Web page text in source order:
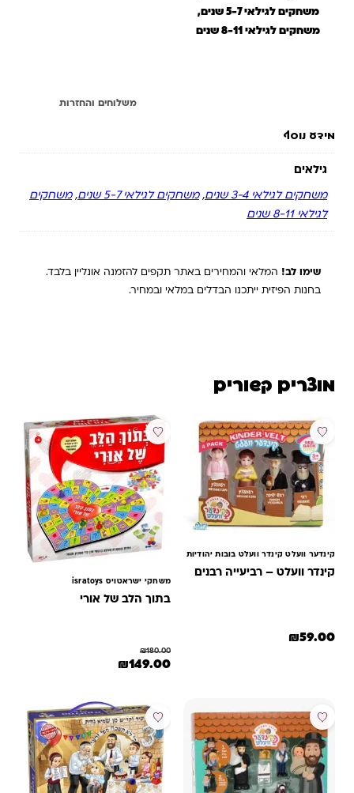
משחקים לגילאי 5-7 שנים,
משחקים לגילאי 8-11 שנים
משלוחים והחזרות
מידע נוסף
גילאים
משחקים לגילאי 3-4 שנים ,משחקים לגילאי 5-7 שנים ,משחקים
לגילאי 8-11 שנים
שימו לב! המלאי והמחירים באתר תקפים להזמנה אונליין בלבד.
בחנות הפיזית ייתכנו הבדלים במלאי ובמחיר.
מוצרים קשורים
קינדער וועלט קינדר וועלט בובות יהודיות
קינדר וועלט – רביעייה רבנים
₪59.00
מבצע
משחקי ישראטויס isratoys
בתוך הלב של אורי
₪180.00
המחיר המקורי היה: ₪180.00.
₪149.00
מבצע